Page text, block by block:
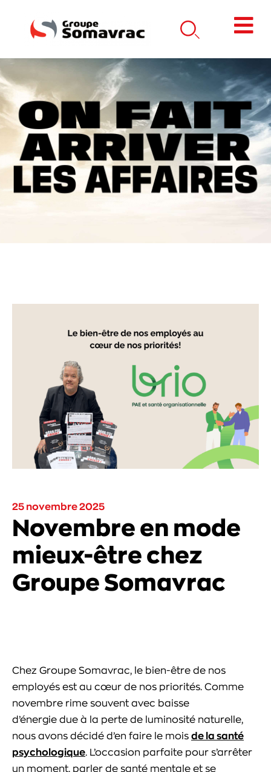
25 novembre 2025
Novembre en mode
mieux-être chez
Groupe Somavrac
Chez Groupe Somavrac, le bien-être de nos
employés est au cœur de nos priorités. Comme
novembre rime souvent avec baisse
d’énergie due à la perte de luminosité naturelle,
nous avons décidé d’en faire le mois de la santé
psychologique. L’occasion parfaite pour s’arrêter
un moment, parler de santé mentale et se